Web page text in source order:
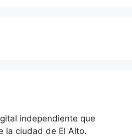
independiente que
la ciudad de El Alto.